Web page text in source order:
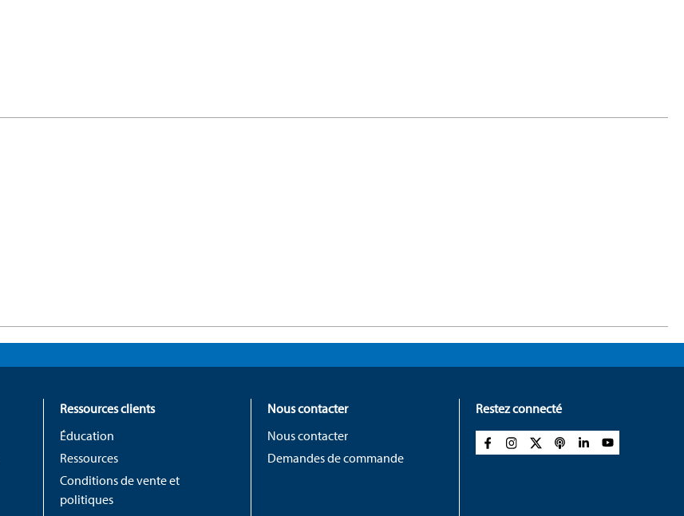
Ressources clients
Éducation
Ressources
Conditions de vente et
politiques
Nous contacter
Nous contacter
Demandes de commande
Restez connecté